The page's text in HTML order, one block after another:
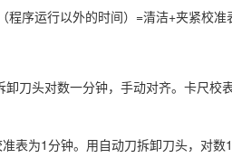
序运行以外的时间）=清洁+夹紧校准
刀头对数一分钟，手动对齐。卡尺
表为1分钟。用自动刀拆卸刀头，对数